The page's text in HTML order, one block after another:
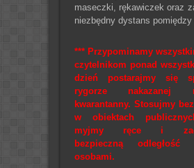
maseczki, rękawiczek oraz
niezbędny dystans pomiędzy
*** Przypominamy
czytelnikom ponad
dzień postarajmy się
rygorze nakazanej
kwarantanny. Stosujmy
w obiektach
myjmy ręce i
bezpieczną odległość
osobami.